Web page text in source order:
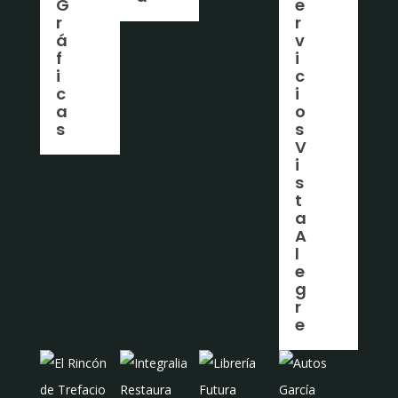
G
r
á
f
i
c
a
s
e
r
v
i
c
i
o
s
V
i
s
t
a
A
l
e
g
r
e